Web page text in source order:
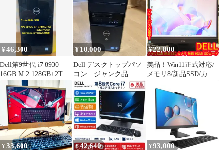
¥46,300
Dell第9世代 i7 8930
16GB M.2 128GB+2TB
グラボ付
¥ 10,000
Dell デスクトップパソ
コン ジャンク品
¥22,800
美品！Win11正式対応/
メモリ8/新品SSD/カメ
¥33,600 ¥42,640 ¥ 93,000